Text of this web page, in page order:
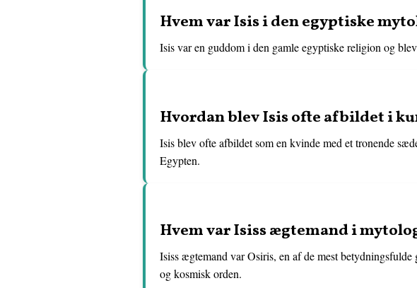
Hvem var Isis i den egyptiske
Isis var en guddom i den gamle egyptiske religion og
Hvordan blev Isis ofte afbildet i
Isis blev ofte afbildet som en kvinde med et tronende
Egypten.
Hvem var Isiss ægtemand i
Isiss ægtemand var Osiris, en af de mest
og kosmisk orden.